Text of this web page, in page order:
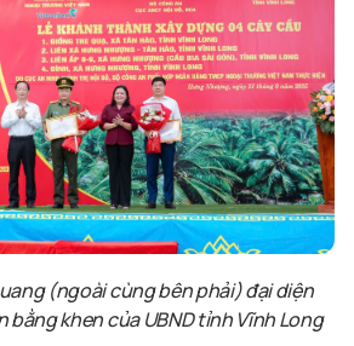
(ngoài cùng bên phải) đại diện
bằng khen của UBND tỉnh Vĩnh Long